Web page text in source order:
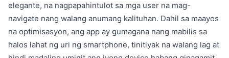
elegante, na nagpapahintulot sa mga user na mag-
navigate nang walang anumang kalituhan. Dahil sa maayos
na optimisasyon, ang app ay gumagana nang mabilis sa
halos lahat ng uri ng smartphone, tinitiyak na walang lag at